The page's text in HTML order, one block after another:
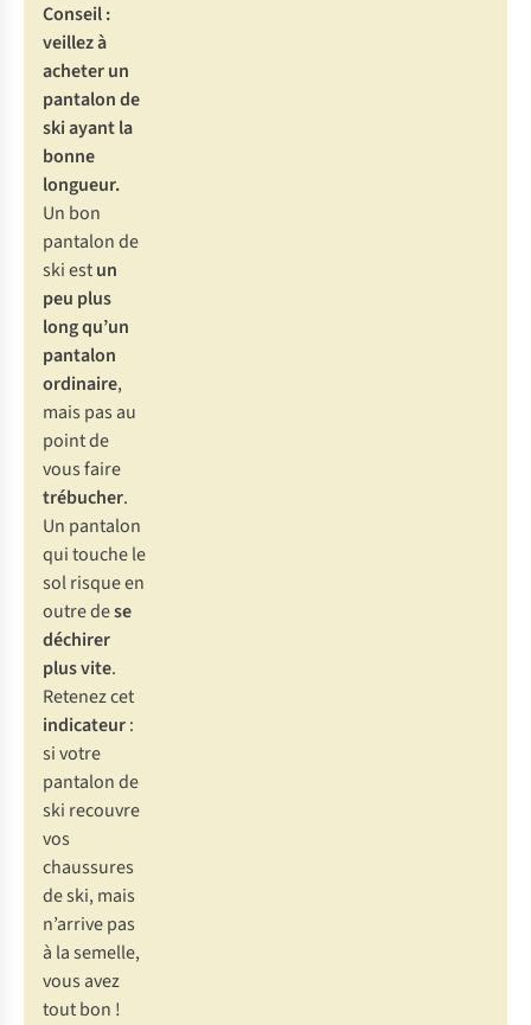
Conseil :
veillez à
acheter un
pantalon de
ski ayant la
bonne
longueur.
Un bon
pantalon de
ski estun
peu plus
long qu’un
pantalon
ordinaire,
mais pas au
point de
vous faire
trébucher.
Un pantalon
qui touche le
sol risque en
outre dese
déchirer
plus vite.
Retenez cet
indicateur:
si votre
pantalon de
ski recouvre
vos
chaussures
de ski, mais
n’arrive pas
à la semelle,
vous avez
tout bon !